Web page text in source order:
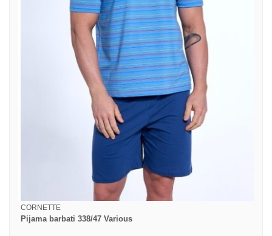
CORNETTE
Pijama barbati 338/47 Various